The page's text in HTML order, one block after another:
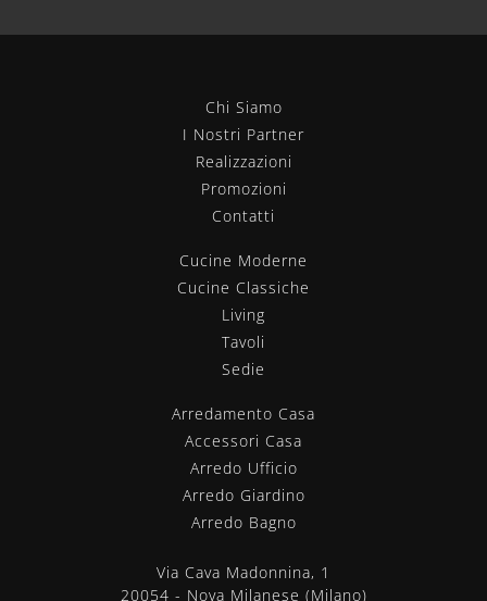
Chi Siamo
I Nostri Partner
Realizzazioni
Promozioni
Contatti
Cucine Moderne
Cucine Classiche
Living
Tavoli
Sedie
Arredamento Casa
Accessori Casa
Arredo Ufficio
Arredo Giardino
Arredo Bagno
Via Cava Madonnina, 1
20054 - Nova Milanese (Milano)